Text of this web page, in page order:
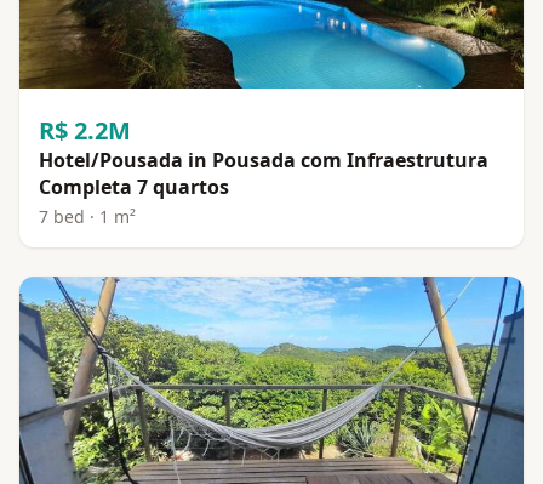
R$ 2.2M
Hotel/Pousada in Pousada com Infraestrutura
Completa 7 quartos
7 bed · 1 m²